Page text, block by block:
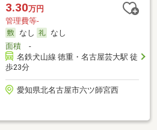
3.30万円
管理費等-
なし
なし
面積-
名鉄犬山線 徳重・名古屋芸大駅 徒
歩23分
愛知県北名古屋市六ツ師宮西